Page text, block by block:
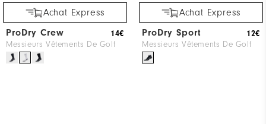
Achat Express
ProDry Crew
Messieurs Vêtements De Golf
14€
Achat Express
ProDry Sport
Messieurs Vêtements De Golf
12€